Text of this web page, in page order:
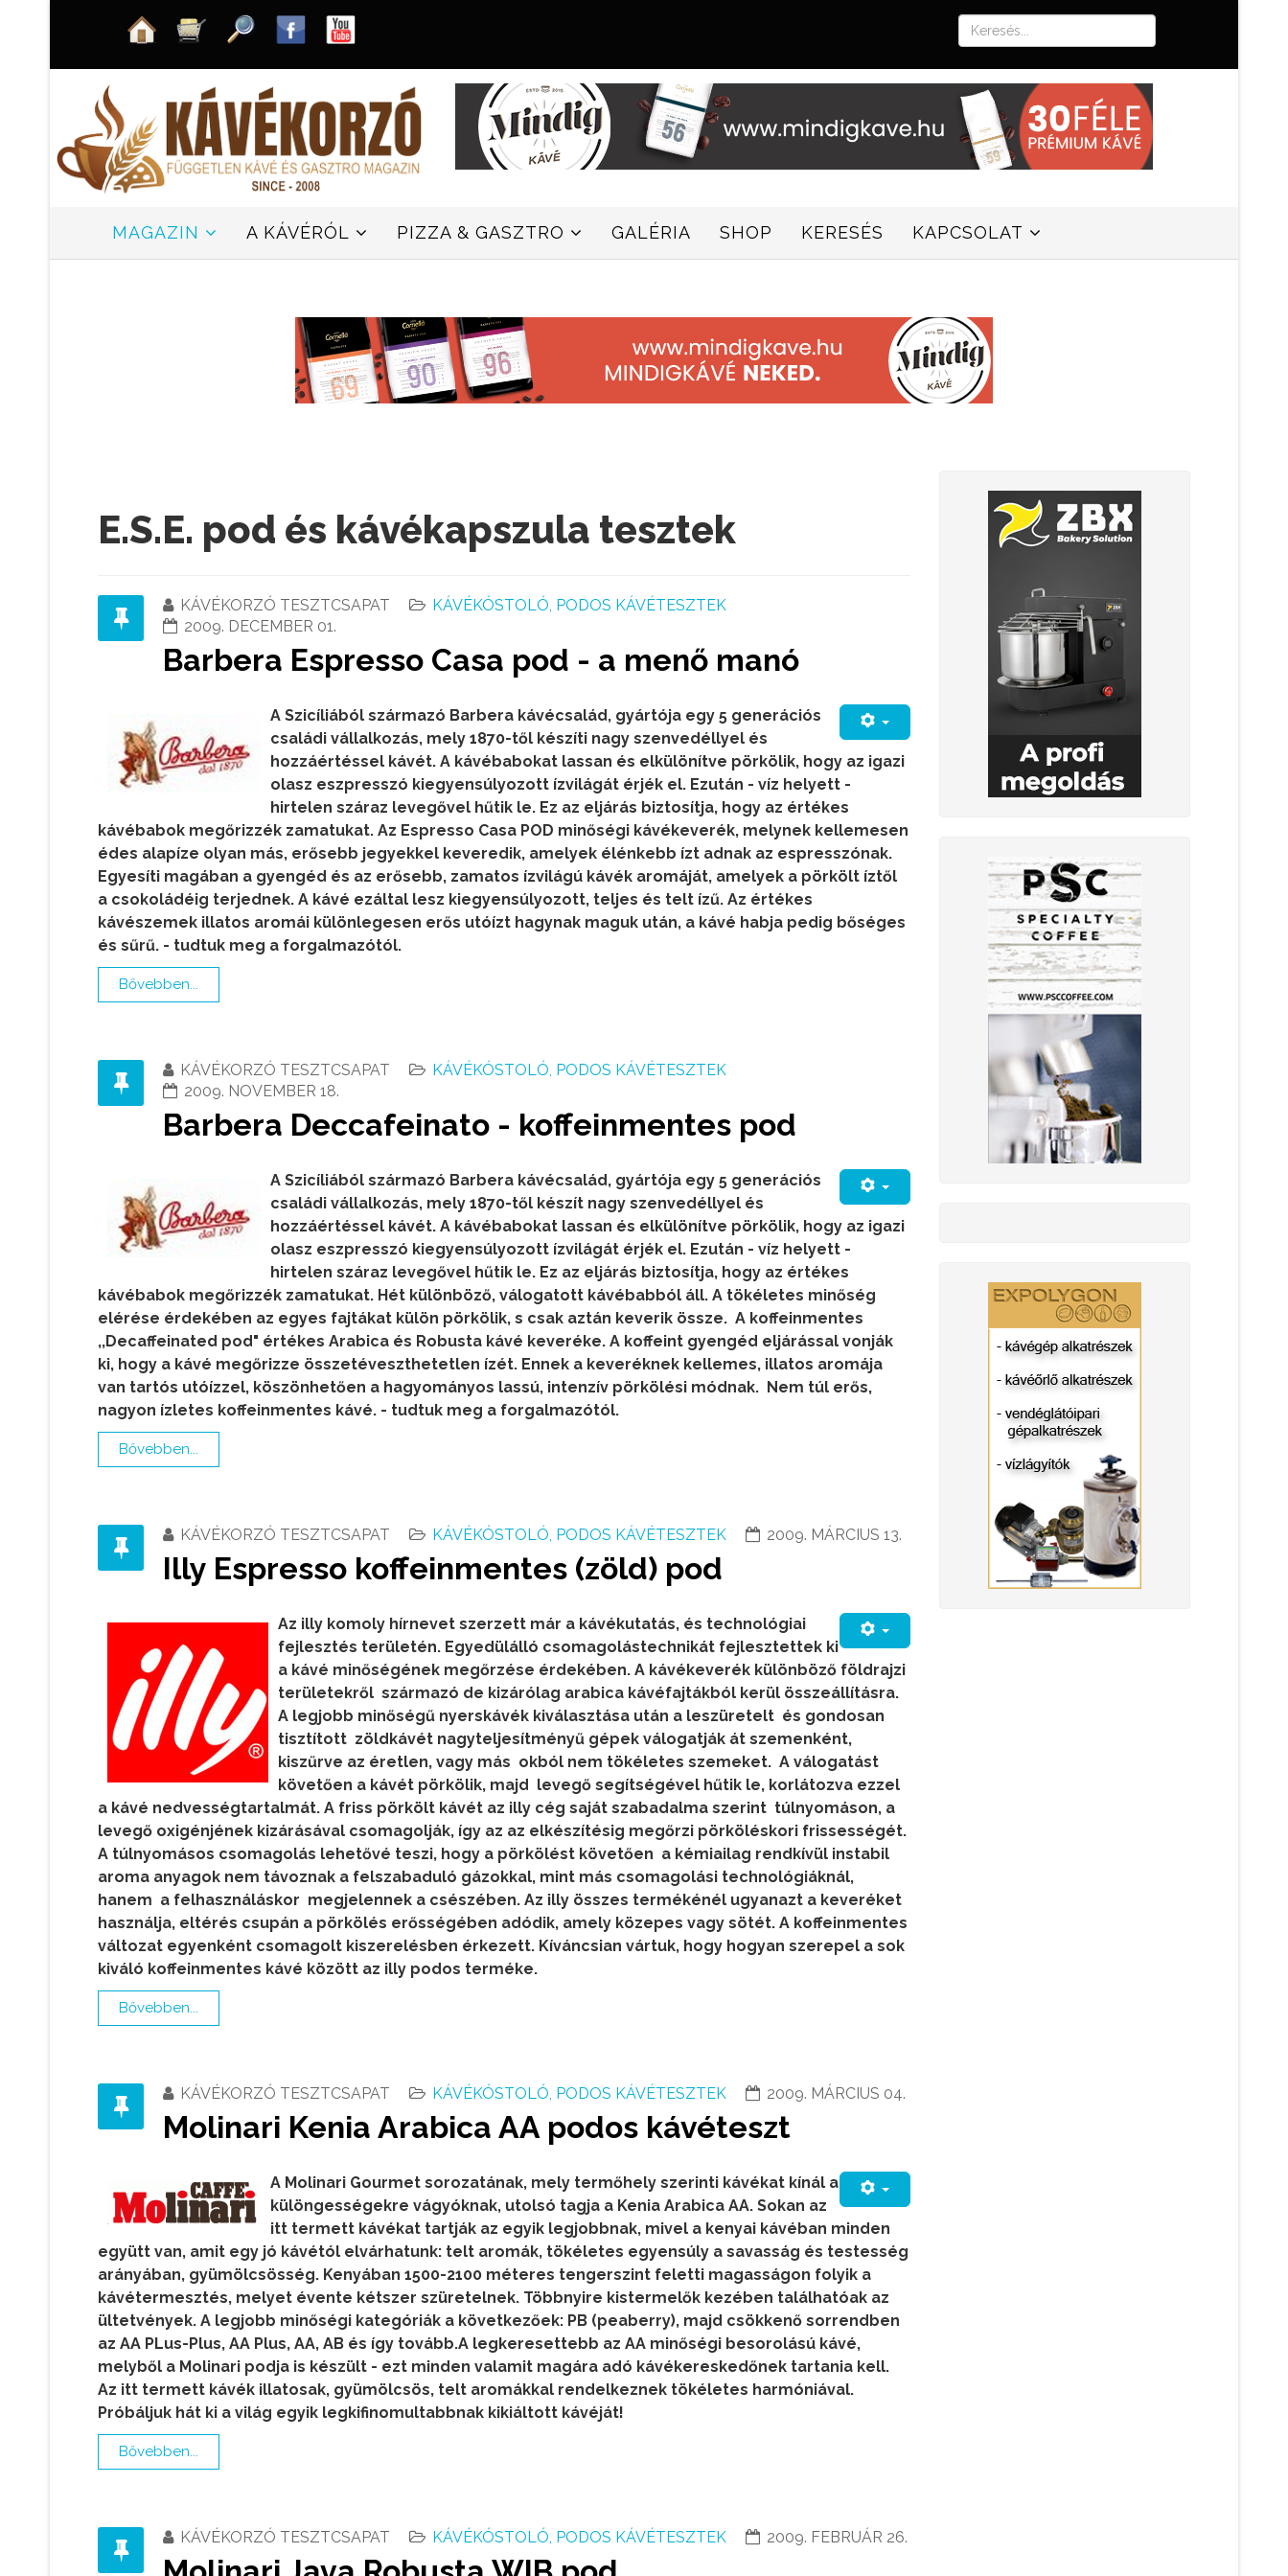
MAGAZIN A KÁVÉRÓL PIZZA & GASZTRO GALÉRIA SHOP KERESÉS KAPCSOLAT
E.S.E. pod és kávékapszula tesztek
KÁVÉKORZÓ TESZTCSAPAT
KÁVÉKÓSTOLÓ, PODOS KÁVÉTESZTEK
2009. DECEMBER 01.
Barbera Espresso Casa pod - a menő manó
A Szicíliából származó Barbera kávécsalád, gyártója egy 5 generációs
családi vállalkozás, mely 1870-től készíti nagy szenvedéllyel és
hozzáértéssel kávét. A kávébabokat lassan és elkülönítve pörkölik, hogy az igazi
olasz eszpresszó kiegyensúlyozott ízvilágát érjék el. Ezután - víz helyett -
hirtelen száraz levegővel hűtik le. Ez az eljárás biztosítja, hogy az értékes
kávébabok megőrizzék zamatukat. Az Espresso Casa POD minőségi kávékeverék, melynek kellemesen
édes alapíze olyan más, erősebb jegyekkel keveredik, amelyek élénkebb ízt adnak az espresszónak.
Egyesíti magában a gyengéd és az erősebb, zamatos ízvilágú kávék aromáját, amelyek a pörkölt íztől
a csokoládéig terjednek. A kávé ezáltal lesz kiegyensúlyozott, teljes és telt ízű. Az értékes
kávészemek illatos aromái különlegesen erős utóízt hagynak maguk után, a kávé habja pedig bőséges
és sűrű. - tudtuk meg a forgalmazótól.
Bővebben...
KÁVÉKORZÓ TESZTCSAPAT
KÁVÉKÓSTOLÓ, PODOS KÁVÉTESZTEK
2009. NOVEMBER 18.
Barbera Deccafeinato - koffeinmentes pod
A Szicíliából származó Barbera kávécsalád, gyártója egy 5 generációs
családi vállalkozás, mely 1870-től készít nagy szenvedéllyel és
hozzáértéssel kávét. A kávébabokat lassan és elkülönítve pörkölik, hogy az igazi
olasz eszpresszó kiegyensúlyozott ízvilágát érjék el. Ezután - víz helyett -
hirtelen száraz levegővel hűtik le. Ez az eljárás biztosítja, hogy az értékes
kávébabok megőrizzék zamatukat. Hét különböző, válogatott kávébabból áll. A tökéletes minőség
elérése érdekében az egyes fajtákat külön pörkölik, s csak aztán keverik össze. A koffeinmentes
,,Decaffeinated pod" értékes Arabica és Robusta kávé keveréke. A koffeint gyengéd eljárással vonják
ki, hogy a kávé megőrizze összetéveszthetetlen ízét. Ennek a keveréknek kellemes, illatos aromája
van tartós utóízzel, köszönhetően a hagyományos lassú, intenzív pörkölési módnak. Nem túl erős,
nagyon ízletes koffeinmentes kávé. - tudtuk meg a forgalmazótól.
Bővebben...
KÁVÉKORZÓ TESZTCSAPAT KÁVÉKÓSTOLÓ, PODOS KÁVÉTESZTEK 2009. MÁRCIUS 13.
Illy Espresso koffeinmentes (zöld) pod
Az illy komoly hírnevet szerzett már a kávékutatás, és technológiai
fejlesztés területén. Egyedülálló csomagolástechnikát fejlesztettek ki
a kávé minőségének megőrzése érdekében. A kávékeverék különböző földrajzi
területekről származó de kizárólag arabica kávéfajtákból kerül összeállításra.
A legjobb minőségű nyerskávék kiválasztása után a leszüretelt és gondosan
tisztított zöldkávét nagyteljesítményű gépek válogatják át szemenként,
kiszűrve az éretlen, vagy más okból nem tökéletes szemeket. A válogatást
követően a kávét pörkölik, majd levegő segítségével hűtik le, korlátozva ezzel
a kávé nedvességtartalmát. A friss pörkölt kávét az illy cég saját szabadalma szerint túlnyomáson, a
levegő oxigénjének kizárásával csomagolják, így az az elkészítésig megőrzi pörköléskori frissességét.
A túlnyomásos csomagolás lehetővé teszi, hogy a pörkölést követően a kémiailag rendkívül instabil
aroma anyagok nem távoznak a felszabaduló gázokkal, mint más csomagolási technológiáknál,
hanem a felhasználáskor megjelennek a csészében. Az illy összes termékénél ugyanazt a keveréket
használja, eltérés csupán a pörkölés erősségében adódik, amely közepes vagy sötét. A koffeinmentes
változat egyenként csomagolt kiszerelésben érkezett. Kíváncsian vártuk, hogy hogyan szerepel a sok
kiváló koffeinmentes kávé között az illy podos terméke.
Bővebben...
KÁVÉKORZÓ TESZTCSAPAT KÁVÉKÓSTOLÓ, PODOS KÁVÉTESZTEK 2009. MÁRCIUS 04.
Molinari Kenia Arabica AA podos kávéteszt
A Molinari Gourmet sorozatának, mely termőhely szerinti kávékat kínál a
különgességekre vágyóknak, utolsó tagja a Kenia Arabica AA. Sokan az
itt termett kávékat tartják az egyik legjobbnak, mivel a kenyai kávéban minden
együtt van, amit egy jó kávétól elvárhatunk: telt aromák, tökéletes egyensúly a savasság és testesség
arányában, gyümölcsösség. Kenyában 1500-2100 méteres tengerszint feletti magasságon folyik a
kávétermesztés, melyet évente kétszer szüretelnek. Többnyire kistermelők kezében találhatóak az
ültetvények. A legjobb minőségi kategóriák a következőek: PB (peaberry), majd csökkenő sorrendben
az AA PLus-Plus, AA Plus, AA, AB és így tovább.A legkeresettebb az AA minőségi besorolású kávé,
melyből a Molinari podja is készült - ezt minden valamit magára adó kávékereskedőnek tartania kell.
Az itt termett kávék illatosak, gyümölcsös, telt aromákkal rendelkeznek tökéletes harmóniával.
Próbáljuk hát ki a világ egyik legkifinomultabbnak kikiáltott kávéját!
Bővebben...
KÁVÉKORZÓ TESZTCSAPAT KÁVÉKÓSTOLÓ, PODOS KÁVÉTESZTEK 2009. FEBRUÁR 26.